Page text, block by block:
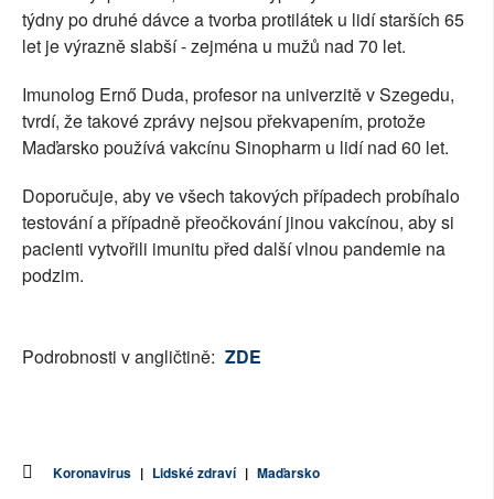
týdny po druhé dávce a tvorba protilátek u lidí starších 65
let je výrazně slabší - zejména u mužů nad 70 let.
Imunolog Ernő Duda, profesor na univerzitě v Szegedu,
tvrdí, že takové zprávy nejsou překvapením, protože
Maďarsko používá vakcínu Sinopharm u lidí nad 60 let.
Doporučuje, aby ve všech takových případech probíhalo
testování a případně přeočkování jinou vakcínou, aby si
pacienti vytvořili imunitu před další vlnou pandemie na
podzim.
Podrobnosti v angličtině: ZDE
Koronavirus | Lidské zdraví | Maďarsko